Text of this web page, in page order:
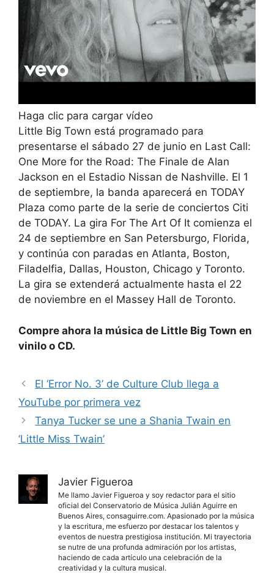
Haga clic para cargar vídeo
Little Big Town está programado para
presentarse el sábado 27 de junio en Last Call:
One More for the Road: The Finale de Alan
Jackson en el Estadio Nissan de Nashville. El 1
de septiembre, la banda aparecerá en TODAY
Plaza como parte de la serie de conciertos Citi
de TODAY. La gira For The Art Of It comienza el
24 de septiembre en San Petersburgo, Florida,
y continúa con paradas en Atlanta, Boston,
Filadelfia, Dallas, Houston, Chicago y Toronto.
La gira se extenderá actualmente hasta el 22
de noviembre en el Massey Hall de Toronto.
Compre ahora la música de Little Big Town en
vinilo o CD.
El ‘Error No. 3’ de Culture Club llega a
YouTube por primera vez
Tanya Tucker se une a Shania Twain en
‘Little Miss Twain’
Javier Figueroa
Me llamo Javier Figueroa y soy redactor para el sitio
oficial del Conservatorio de Música Julián Aguirre en
Buenos Aires, consaguirre.com. Apasionado por la música
y la escritura, me esfuerzo por destacar los talentos y
eventos de nuestra prestigiosa institución. Mi trayectoria
se nutre de una profunda admiración por los artistas,
haciendo de cada artículo una celebración de la
creatividad y la cultura musical.